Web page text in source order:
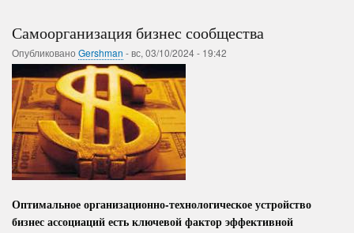
Самоорганизация бизнес сообщества
Опубликовано Gershman -вс, 03/10/2024 - 19:42
Оптимальное организационно-технологическое устройство
бизнес ассоциаций есть ключевой фактор эффективной